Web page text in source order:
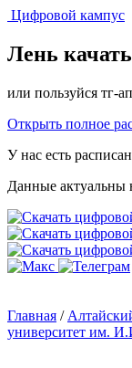
Цифровой кампус
Лень
или пользуйся тг-
Открыть полное
У нас есть
Данные актуальны
Главная /
университет им.